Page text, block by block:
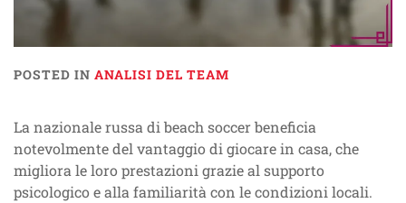
POSTED IN ANALISI DEL TEAM
La nazionale russa di beach soccer beneficia
notevolmente del vantaggio di giocare in casa, che
migliora le loro prestazioni grazie al supporto
psicologico e alla familiarità con le condizioni locali.